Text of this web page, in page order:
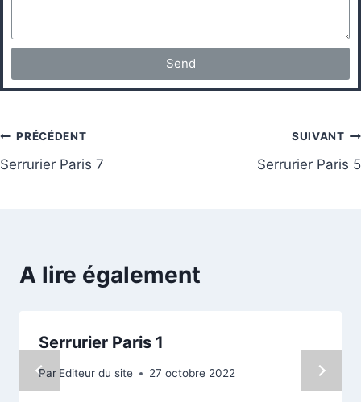
Send
PRÉCÉDENT
Serrurier Paris 7
SUIVANT
Serrurier Paris 5
A lire également
Serrurier Paris 1
Par Editeur du site 27 octobre 2022